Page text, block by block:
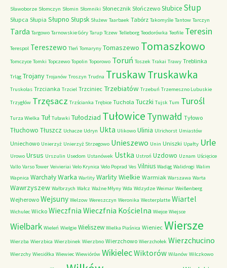
Sławoborze Słomczyn Słomin Słomniki Słonecznik Słończewo Słubice Słup
Słupca Słupia Słupno Słupsk Służew Taarbaek Tabórz Takomyśle Tantow Tarczyn
Tarda Targowo Tarnowskie Góry Tarup Tczew Telleborg Teodorówka Teofile Teresin
Terespol Tereszewo Tleń Tomaryny Tomaszewo Tomaszkowo
Tomczyce Tomki Topczewo Topolin Toporowo Toruń Toszek Trakai Trawy Treblinka
Trląg Trojany Trojanów Troszyn Trudna TruskawTruskawka
Truskolas Trzcianka Trzciel Trzciniec Trzebiatów Trzebuń Trzemeszno Lubuskie
Trzygłów Trzęsacz Trzścianka Trębice Tuchola Tuczki Tujsk Tum Turośl
Turza Wielka Tuł Tuławki Tułodziad Tułowice Tynwałd Tyłowo
Tłuchowo Tłuszcz Uchacze Udryn Ukta Ulikowo Ulinia Ulrichorst Umiastów
Uniechowo Unierzyż Unierzyż Strzegowo Unieszewo Unin Uniszki Upałty Urle
Urowo Ursus Urszulin Usedom Ustanówek Ustka Ustroń Uzdowo Uznam Uścięcice
Vallo Varso Tower Veivieriai Velo Krynica Velo Poprad Ves Vilnius Wadąg Walidrogi Walim
Wapnica WarchałyWarka Warlity Warlity Wielkie Warmiak Warszawa Warta
Wawrzyszew Wałbrzych Wałcz Ważne Młyny Wda Wdzydze Weimar Weißenberg
Wejherowo Wejsuny Welzow Wereszczyn Weronika Westerplatte Wiartel
Wichulec Wicko Wieczfnia Wieczfnia Kościelna Wiejce Wiejsce
Wielbark Wieleń Wielgie Wieliszew Wielka Piaśnica Wieniec Wiersze
Wierzba Wierzbica Wierzbinek Wierzbno Wierzchowo Wierzchołek Wierzchucino
Wierzchy Wiesiółka Wiewiec Wiewiórów WikielecWiktorów Wilanów Wilczkowo